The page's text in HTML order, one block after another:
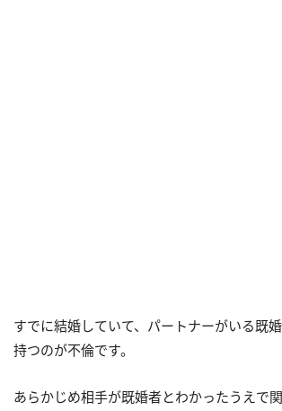
すでに結婚していて、パートナーがいる既
持つのが不倫です。
あらかじめ相手が既婚者とわかったうえで